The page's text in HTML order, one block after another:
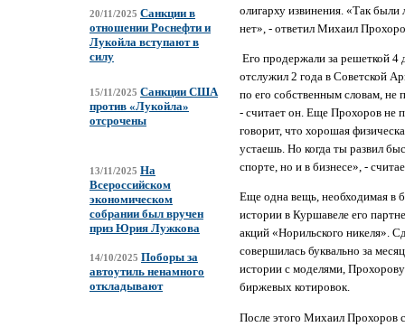
20/11/2025 Санкции в
отношении Роснефти и
Лукойла вступают в
силу
15/11/2025 Санкции США
против «Лукойла»
отсрочены
13/11/2025 На
Всероссийском
экономическом
собрании был вручен
приз Юрия Лужкова
14/10/2025 Поборы за
автоутиль ненамного
откладывают
олигарху извинения. «Так
нет», - ответил Михаил
Его продержали за решеткой
отслужил 2 года в Советской
по его собственным словам, не
- считает он. Еще Прохоров не
говорит, что хорошая
устаешь. Но когда ты развил
спорте, но и в бизнесе», -
Еще одна вещь, необходимая в
истории в Куршавеле его
акций «Норильского никеля».
совершилась буквально за
истории с моделями, Прохорову
биржевых котировок.
После этого Михаил Прохоров